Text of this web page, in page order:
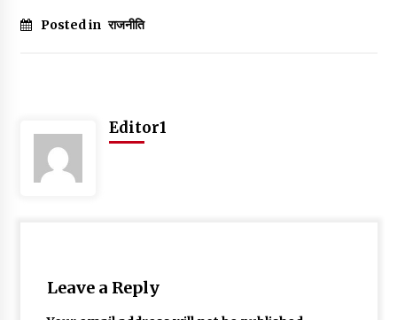
May 11, 2022
Posted in राजनीति
Editor1
Leave a Reply